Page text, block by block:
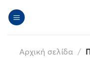
στο
Αρχική σελίδα /